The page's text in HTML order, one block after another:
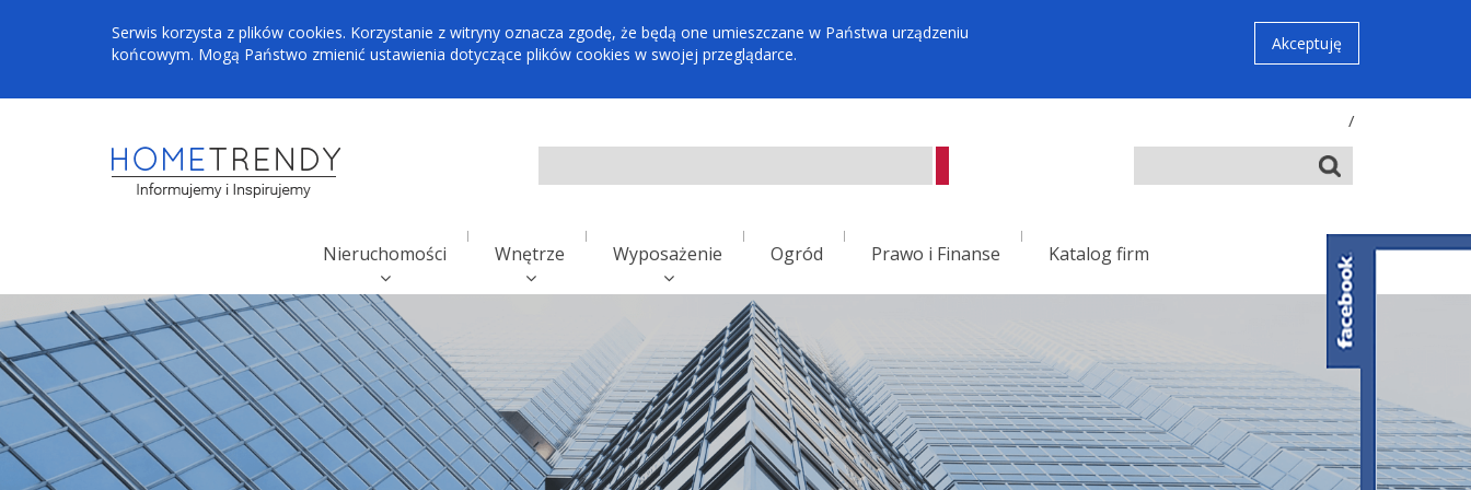
Serwis korzysta z plików cookies. Korzystanie z witryny oznacza zgodę, że będą one umieszczane w Państwa urządzeniu
końcowym. Mogą Państwo zmienić ustawienia dotyczące plików cookies w swojej przeglądarce.
Akceptuję
/
Nieruchomości Wnętrze Wyposażenie Ogród Prawo i Finanse Katalog firm